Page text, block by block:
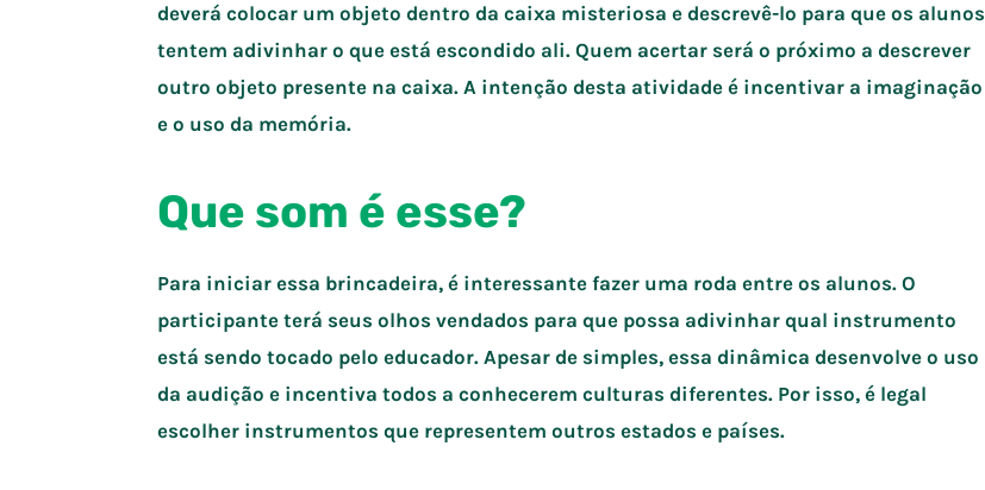
deverá colocar um objeto dentro da caixa misteriosa e descrevê-lo para que os alunos
tentem adivinhar o que está escondido ali. Quem acertar será o próximo a descrever
outro objeto presente na caixa. A intenção desta atividade é incentivar a imaginação
e o uso da memória.
Que som é esse?
Para iniciar essa brincadeira, é interessante fazer uma roda entre os alunos. O
participante terá seus olhos vendados para que possa adivinhar qual instrumento
está sendo tocado pelo educador. Apesar de simples, essa dinâmica desenvolve o uso
da audição e incentiva todos a conhecerem culturas diferentes. Por isso, é legal
escolher instrumentos que representem outros estados e países.